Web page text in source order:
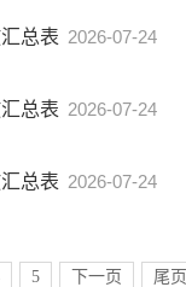
总表 2026-07-24
总表 2026-07-24
总表 2026-07-24
5 下一页 尾页